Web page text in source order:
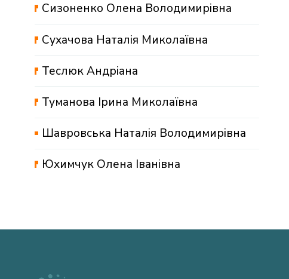
Сизоненко Олена Володимирівна
Сухачова Наталія Миколаївна
Теслюк Андріана
Туманова Ірина Миколаївна
Шавровська Наталія Володимирівна
Юхимчук Олена Іванівна